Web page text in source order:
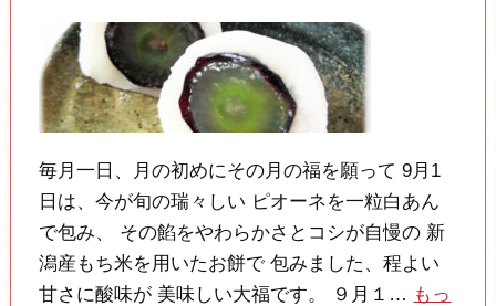
毎月一日、月の初めにその月の福を願って 9月1
日は、今が旬の瑞々しい ピオーネを一粒白あん
で包み、 その餡をやわらかさとコシが自慢の 新
潟産もち米を用いたお餅で 包みました、程よい
甘さに酸味が 美味しい大福です。 ９月１… もっ